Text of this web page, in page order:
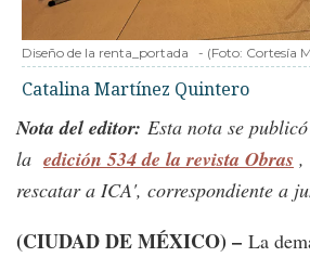
Diseño de la renta_portada - (Foto: Cortesía
Catalina Martínez Quintero
Nota del editor: Esta nota se
la edición 534 de la revista Obras ,
rescatar a ICA', correspondiente a
(CIUDAD DE MÉXICO) – La